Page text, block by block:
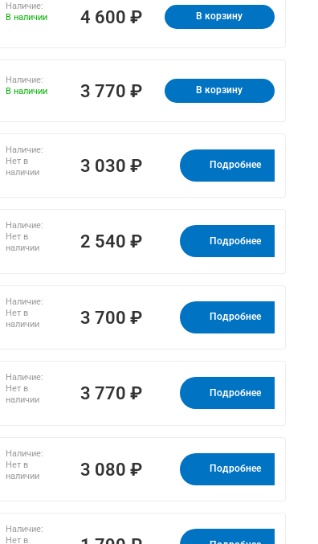
Наличие:
В наличии
4 600 ₽ В корзину
Наличие:
В наличии
3 770 ₽ В корзину
Наличие:
Нет в
наличии
3 030 ₽ Подробнее
Наличие:
Нет в
наличии
2 540 ₽ Подробнее
Наличие:
Нет в
наличии
3 700 ₽ Подробнее
Наличие:
Нет в
наличии
3 770 ₽ Подробнее
Наличие:
Нет в
наличии
3 080 ₽ Подробнее
Наличие:
Нет в